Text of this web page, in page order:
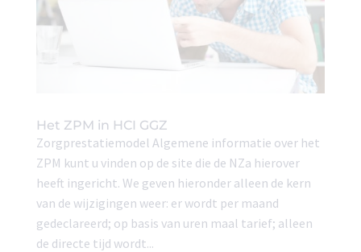
Het ZPM in HCI GGZ
Zorgprestatiemodel Algemene informatie over het
ZPM kunt u vinden op de site die de NZa hierover
heeft ingericht. We geven hieronder alleen de kern
van de wijzigingen weer: er wordt per maand
gedeclareerd; op basis van uren maal tarief; alleen
de directe tijd wordt...